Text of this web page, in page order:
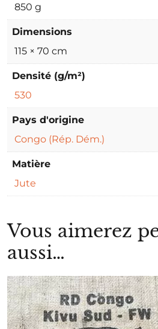
850 g
Dimensions
115 × 70 cm
Densité (g/m²)
530
Pays d'origine
Congo (Rép. Dém.)
Matière
Jute
Vous aimerez
aussi…